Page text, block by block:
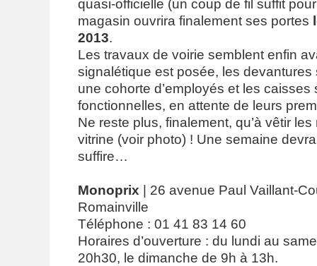
quasi-officielle (un coup de fil suffit
magasin ouvrira finalement ses portes
2013.
Les travaux de voirie semblent enfin
signalétique est posée, les devantures
une cohorte d’employés et les caisses
fonctionnelles, en attente de leurs
Ne reste plus, finalement, qu’à vêtir
vitrine (voir photo) ! Une semaine
suffire…
Monoprix | 26 avenue Paul Vaillant-
Romainville
Téléphone : 01 41 83 14 60
Horaires d’ouverture : du lundi au
20h30, le dimanche de 9h à 13h.